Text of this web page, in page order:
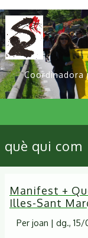
Vés
al
contingut
Coordinadora
User
Primary
links
què qui com
Manifest +
Illes-Sant
Per joan | dg., 15/